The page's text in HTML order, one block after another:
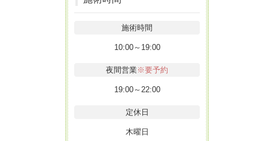
施術時間
10:00～19:00
夜間営業 ※要予約
19:00～22:00
定休日
木曜日